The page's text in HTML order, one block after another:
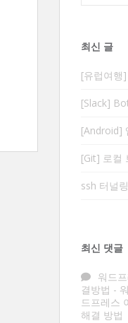
최신 글
[유럽여행
[Slack]
[Android]
[Git] 로컬
ssh 터널링
최신 댓글
워드
결방법 -
드프레스
해결 방법